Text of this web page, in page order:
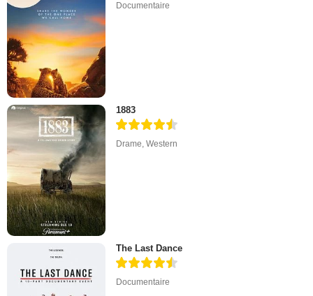
Documentaire
1883
Drame,Western
The Last Dance
Documentaire